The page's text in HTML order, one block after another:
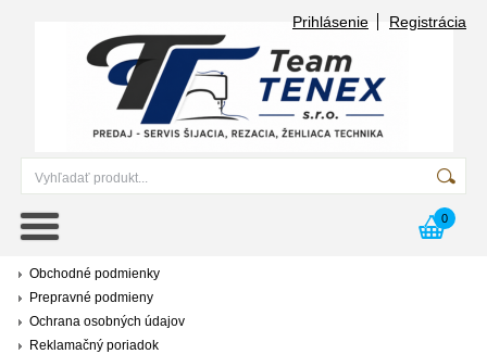
Prihlásenie Registrácia
0
Obchodné podmienky
Prepravné podmieny
Ochrana osobných údajov
Reklamačný poriadok